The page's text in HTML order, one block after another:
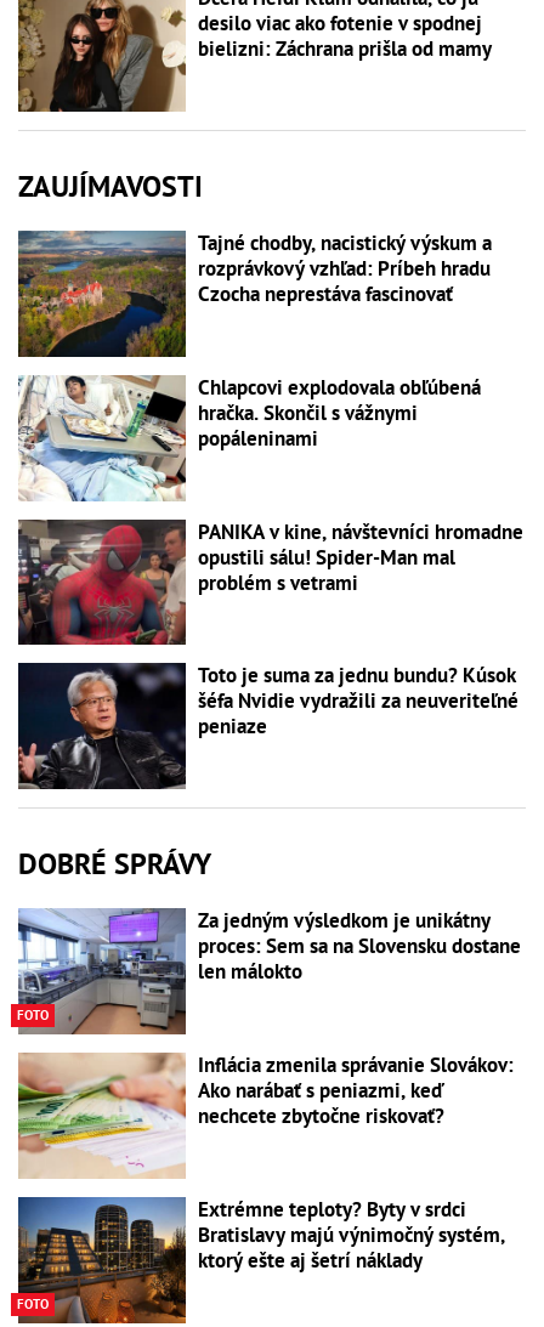
desilo viac ako fotenie v spodnej
bielizni: Záchrana prišla od mamy
ZAUJÍMAVOSTI
Tajné chodby, nacistický výskum a
rozprávkový vzhľad: Príbeh hradu
Czocha neprestáva fascinovať
Chlapcovi explodovala obľúbená
hračka. Skončil s vážnymi
popáleninami
PANIKA v kine, návštevníci hromadne
opustili sálu! Spider-Man mal
problém s vetrami
Toto je suma za jednu bundu? Kúsok
šéfa Nvidie vydražili za neuveriteľné
peniaze
DOBRÉ SPRÁVY
FOTO
Za jedným výsledkom je unikátny
proces: Sem sa na Slovensku dostane
len málokto
Inflácia zmenila správanie Slovákov:
Ako narábať s peniazmi, keď
nechcete zbytočne riskovať?
FOTO
Extrémne teploty? Byty v srdci
Bratislavy majú výnimočný systém,
ktorý ešte aj šetrí náklady